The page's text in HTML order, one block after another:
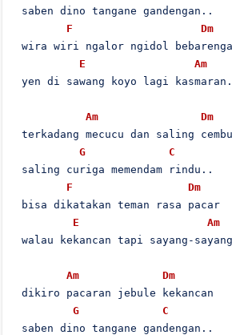
saben dino tangane gandengan..
F
Dm
wira wiri ngalor ngidol
E
Am
yen di sawang koyo lagi
Am
Dm
terkadang mecucu dan saling
G
C
saling curiga memendam rindu..
F
Dm
bisa dikatakan teman rasa pacar
E
Am
walau kekancan tapi sayang-
Am
Dm
dikiro pacaran jebule kekancan
G
C
saben dino tangane gandengan..